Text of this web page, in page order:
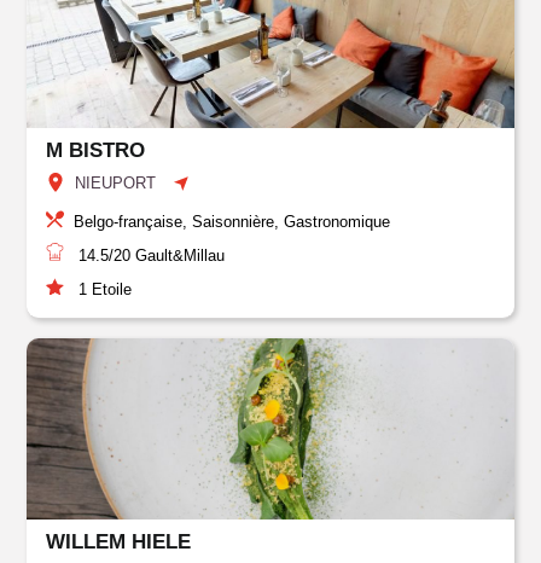
M BISTRO
NIEUPORT
Belgo-française, Saisonnière, Gastronomique
14.5/20 Gault&Millau
1 Etoile
WILLEM HIELE